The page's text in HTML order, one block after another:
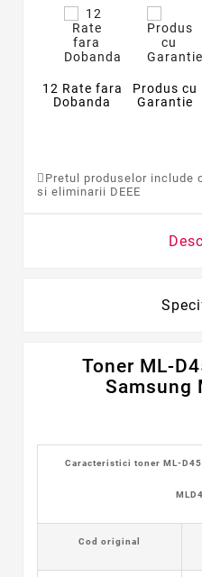
12 Rate fara
Dobanda
Produs cu
Garantie
Pretul produselor
si eliminarii DEEE
Toner ML-
Samsung
Caracteristici toner ML-
Cod original